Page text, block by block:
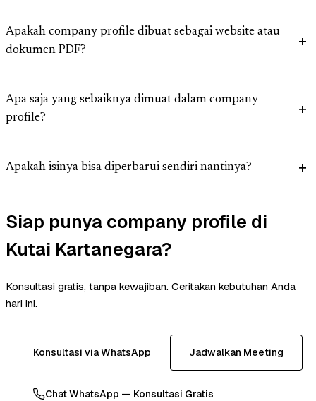
Apakah company profile dibuat sebagai website atau
dokumen PDF?
Apa saja yang sebaiknya dimuat dalam company
profile?
Apakah isinya bisa diperbarui sendiri nantinya?
Siap punya company profile di
Kutai Kartanegara?
Konsultasi gratis, tanpa kewajiban. Ceritakan kebutuhan Anda
hari ini.
Konsultasi via WhatsApp Jadwalkan Meeting
Chat WhatsApp — Konsultasi Gratis